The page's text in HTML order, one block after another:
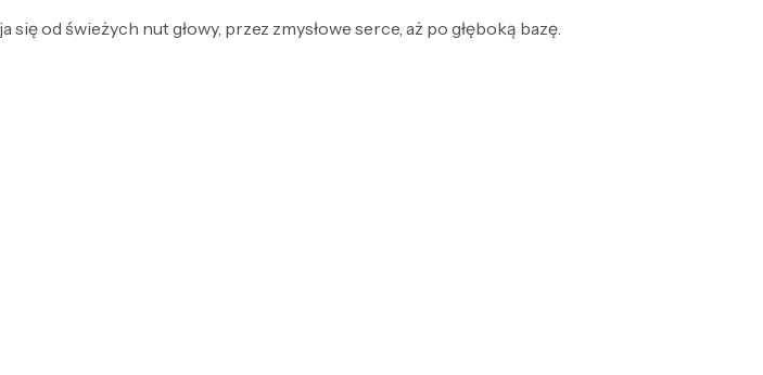
od świeżych nut głowy, przez zmysłowe serce, aż po głęboką bazę.